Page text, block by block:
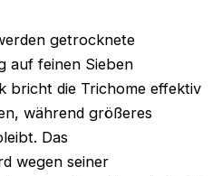
getrocknete
auf feinen Sieben
bricht die Trichome effektiv
während größeres
Das
wegen seiner